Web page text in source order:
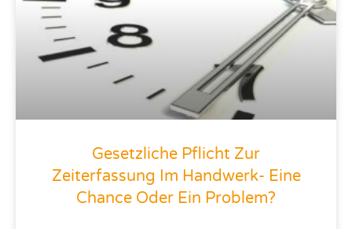
Gesetzliche Pflicht Zur
Zeiterfassung Im Handwerk- Eine
Chance Oder Ein Problem?